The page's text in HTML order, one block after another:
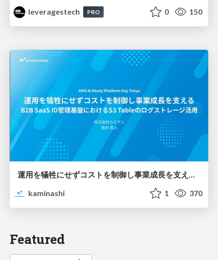
leveragestech
PRO 0 150
運用を犠牲にせずコストを制御し事業成長を支える B2B SaaS ID管理基盤におけるS3 Tableのログストレージ活用
kaminashi
1 370
Featured